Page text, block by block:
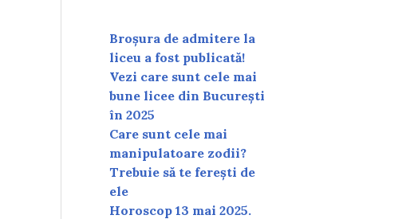
Broșura de admitere la
liceu a fost publicată!
Vezi care sunt cele mai
bune licee din București
în 2025
Care sunt cele mai
manipulatoare zodii?
Trebuie să te ferești de
ele
Horoscop 13 mai 2025.